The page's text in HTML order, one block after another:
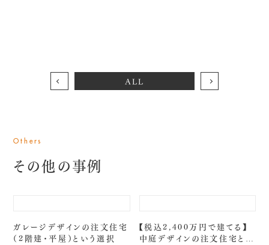
Topics
Recruit
採用情報
ALL
Others
その他の事例
ガレージデザインの注文住宅
（2階建・平屋）という選択
【税込2,400万円で建てる】
中庭デザインの注文住宅とい